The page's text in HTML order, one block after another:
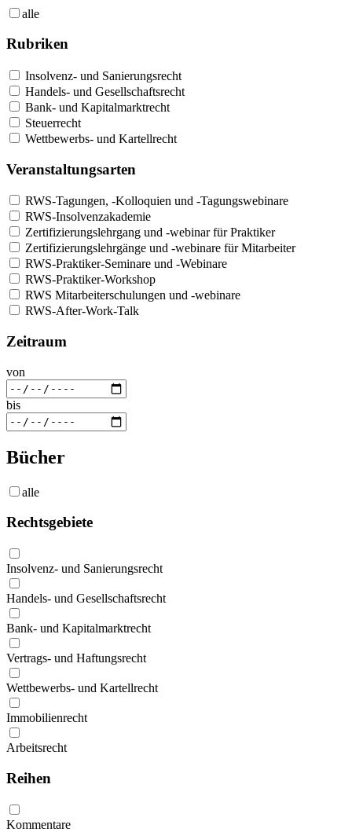
alle
Rubriken
Insolvenz- und Sanierungsrecht
Handels- und Gesellschaftsrecht
Bank- und Kapitalmarktrecht
Steuerrecht
Wettbewerbs- und Kartellrecht
Veranstaltungsarten
RWS-Tagungen, -Kolloquien und -Tagungswebinare
RWS-Insolvenzakademie
Zertifizierungslehrgang und -webinar für Praktiker
Zertifizierungslehrgänge und -webinare für Mitarbeiter
RWS-Praktiker-Seminare und -Webinare
RWS-Praktiker-Workshop
RWS Mitarbeiterschulungen und -webinare
RWS-After-Work-Talk
Zeitraum
von
bis
Bücher
alle
Rechtsgebiete
Insolvenz- und Sanierungsrecht
Handels- und Gesellschaftsrecht
Bank- und Kapitalmarktrecht
Vertrags- und Haftungsrecht
Wettbewerbs- und Kartellrecht
Immobilienrecht
Arbeitsrecht
Reihen
Kommentare